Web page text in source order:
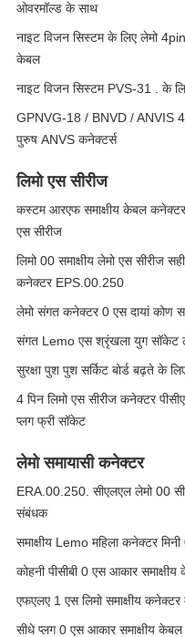
ओवरमॉल्ड के साथ
नाइट विजन सिस्टम के लिए लेमो
केबल
नाइट विजन सिस्टम PVS-31 . के
GPNVG-18 / BNVD / ANVIS 4
पुरुष ANVS कनेक्टर्स
लिमो एस सीरीज
कस्टम आरएफ समाक्षीय केबल
एस सीरीज
लिमो 00 समाक्षीय लेमो एस सीरीज
कनेक्टर EPS.00.250
लेमो संगत कनेक्टर 0 एस दायां कोण
संगत Lemo एस श्रृंखला युग सॉकेट
सुरक्षा पुश पुश सर्किट बोर्ड बढ़ते के
4 पिन लिमो एस सीरीज कनेक्टर
प्लग फ्री सॉकेट
लेमो समायासी कनेक्टर
ERA.00.250. सीएलएल लेमो 00
संबंधक
समाक्षीय Lemo महिला कनेक्टर
कोहनी पीसीबी 0 एस आकार
एफएलए 1 एस लिमो समाक्षीय
सीधे प्लग 0 एस आकार समाक्षीय